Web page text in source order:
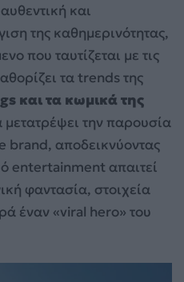
και
της καθημερινότητας,
που ταυτίζεται με τις
τα trends της
και τα κωμικά της
μετατρέψει την παρουσία
brand, αποδεικνύοντας
entertainment απαιτεί
φαντασία, στοιχεία
έναν «viral hero» του